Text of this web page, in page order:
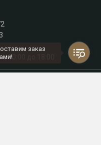
10:00 до 18:00
заказ